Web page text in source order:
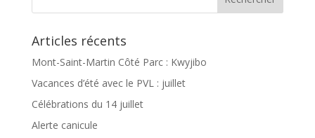
Articles récents
Mont-Saint-Martin Côté Parc : Kwyjibo
Vacances d’été avec le PVL : juillet
Célébrations du 14 juillet
Alerte canicule